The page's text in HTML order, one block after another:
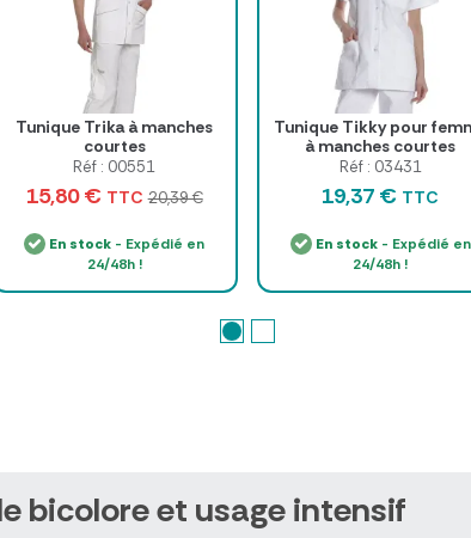
Tunique Trika à manches
courtes
Réf : 00551
15,80 € TTC 20,39 €
En stock - Expédié en
24/48h !
Tunique Tikky pour
à manches courtes
Réf : 03431
19,37 € TTC
En stock- Expédié en
24/48h !
bicolore et usage intensif